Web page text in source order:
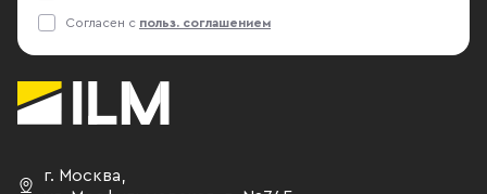
Согласен с польз. соглашением
г. Москва